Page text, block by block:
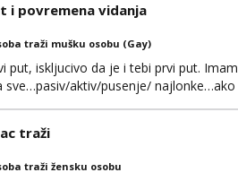
i povremena vidanja
traži mušku osobu (Gay)
put, iskljucivo da je i tebi prvi put.
sve…pasiv/aktiv/pusenje/
traži
traži žensku osobu